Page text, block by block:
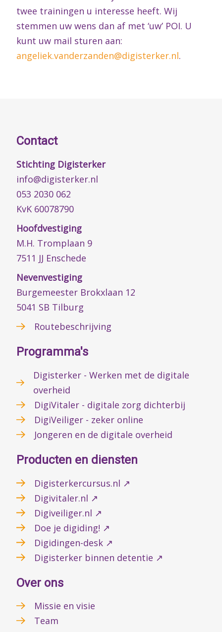
twee trainingen u interesse heeft. Wij
stemmen uw wens dan af met ‘uw’ POI. U
kunt uw mail sturen aan:
angeliek.vanderzanden@digisterker.nl.
Contact
Stichting Digisterker
info@digisterker.nl
053 2030 062
KvK 60078790
Hoofdvestiging
M.H. Tromplaan 9
7511 JJ Enschede
Nevenvestiging
Burgemeester Brokxlaan 12
5041 SB Tilburg
Routebeschrijving
Programma's
Digisterker - Werken met de digitale
overheid
DigiVitaler - digitale zorg dichterbij
DigiVeiliger - zeker online
Jongeren en de digitale overheid
Producten en diensten
Digisterkercursus.nl ↗
Digivitaler.nl ↗
Digiveiliger.nl ↗
Doe je digiding! ↗
Digidingen-desk ↗
Digisterker binnen detentie ↗
Over ons
Missie en visie
Team